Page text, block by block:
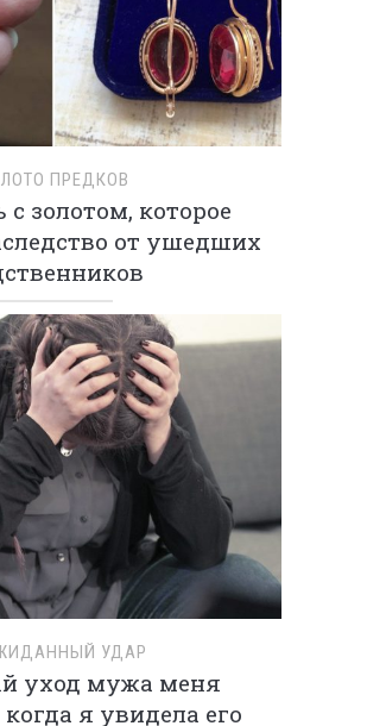
ПРЕДКОВ
с золотом, которое
от ушедших
УДАР
уход мужа меня
я увидела его